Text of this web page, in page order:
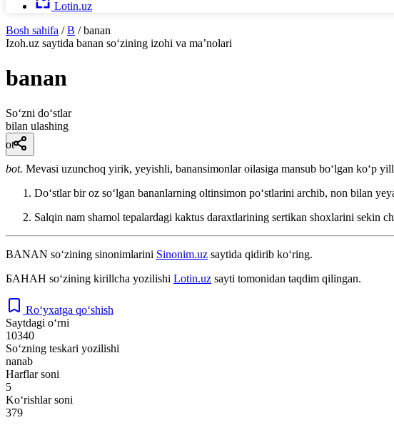
Lotin.uz
Bosh sahifa / B / banan
Izoh.uz saytida banan so‘zining izohi va ma’nolari
banan
So‘zni do‘stlar
bilan ulashing
ot
bot. Mevasi uzunchoq yirik, yeyishli, banansimonlar oilasiga mansub boʻlgan koʻp
Doʻstlar bir oz soʻlgan bananlarning oltinsimon poʻstlarini archib, non bilan
Salqin nam shamol tepalardagi kaktus daraxtlarining sertikan shoxlarini sekin
BANAN so‘zining sinonimlarini Sinonim.uz saytida qidirib ko‘ring.
БАНАН so‘zining kirillcha yozilishi Lotin.uz sayti tomonidan taqdim qilingan.
Ro‘yxatga qo‘shish
Saytdagi o‘rni
10340
So‘zning teskari yozilishi
nanab
Harflar soni
5
Ko‘rishlar soni
379